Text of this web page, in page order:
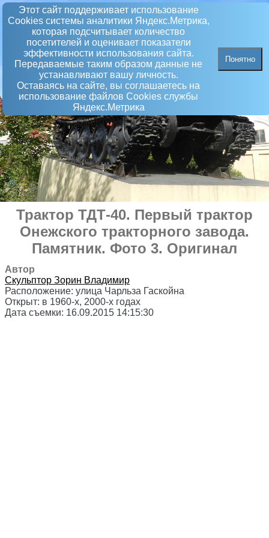
Этот сайт поддерживает использование
Сookies системы аналитики Яндекс.Метрика,
которая подсчитывает количество
посетителей и оценивает показатели
эффективности использования сайта.
Передаваемые таким образом данные не
устанавливают вашу личность.
Оставаясь на сайте, вы соглашаетесь на
использование файлов Сookies службы
Яндекс.Метрика
Понятно
Трактор ТДТ-40. Первый трактор
Онежского тракторного завода.
Памятник. Фото 3. Оригинал
Автор
Скульптор Зорин Владимир
Расположение: улица Чарльза Гаскойна
Открыт: в 1960-х, 2000-х годах
Дата съемки: 16.09.2015 14:15:30